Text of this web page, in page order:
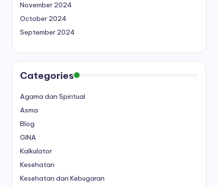
November 2024
October 2024
September 2024
Categories
Agama dan Spiritual
Asma
Blog
GINA
Kalkulator
Kesehatan
Kesehatan dan Kebugaran